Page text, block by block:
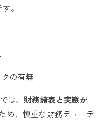
。
の有無
は、 財務諸表と実態が
め、慎重な財務デューデ